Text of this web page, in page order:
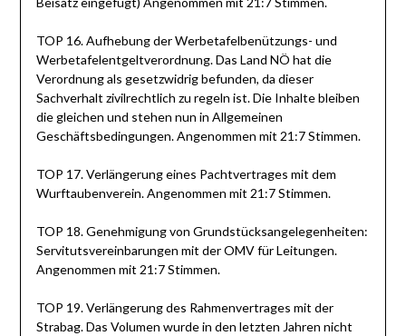
TOP 16. Aufhebung der Werbetafelbenützungs- und
Werbetafelentgeltverordnung. Das Land NÖ hat die
Verordnung als gesetzwidrig befunden, da dieser
Sachverhalt zivilrechtlich zu regeln ist. Die Inhalte bleiben
die gleichen und stehen nun in Allgemeinen
Geschäftsbedingungen. Angenommen mit 21:7 Stimmen.
TOP 17. Verlängerung eines Pachtvertrages mit dem
Wurftaubenverein. Angenommen mit 21:7 Stimmen.
TOP 18. Genehmigung von Grundstücksangelegenheiten:
Servitutsvereinbarungen mit der OMV für Leitungen.
Angenommen mit 21:7 Stimmen.
TOP 19. Verlängerung des Rahmenvertrages mit der
Strabag. Das Volumen wurde in den letzten Jahren nicht